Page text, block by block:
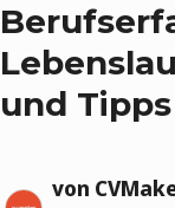
und Tipps
von